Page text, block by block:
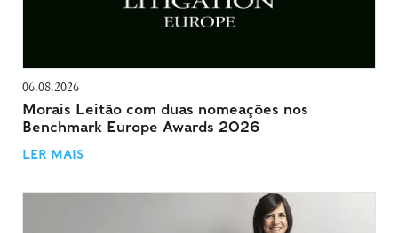
06.08.2026
Morais Leitão com duas nomeações nos
Benchmark Europe Awards 2026
LER MAIS